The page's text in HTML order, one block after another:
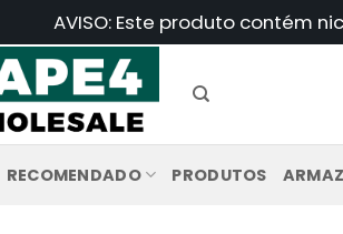
AVISO: Este produto contém
RECOMENDADO PRODUTOS